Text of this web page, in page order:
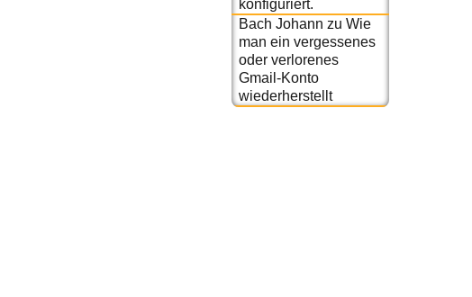
konfiguriert.
Bach Johann zu Wie
man ein vergessenes
oder verlorenes
Gmail-Konto
wiederherstellt